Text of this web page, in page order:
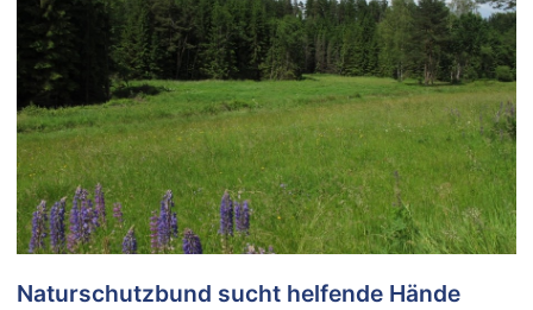
Naturschutzbund sucht helfende Hände